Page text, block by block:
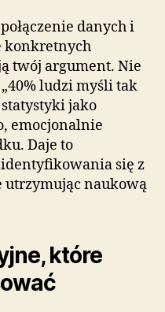
danych i
konkretnych
twój argument. Nie
ludzi myśli tak
jako
emocjonalnie
Daje to
się z
utrzymując naukową
które